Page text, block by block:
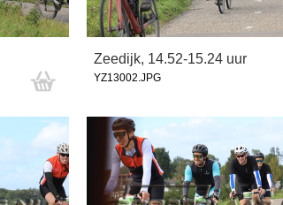
Zeedijk, 14.52-15.24 uur
YZ13002.JPG